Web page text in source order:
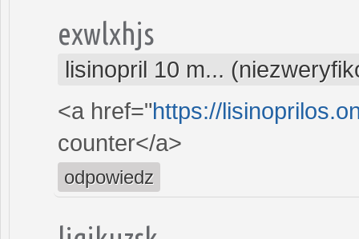
exwlxhjs
lisinopril 10 m...
<a href="https://
counter</a>
odpowiedz